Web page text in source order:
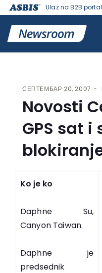
Ulaz na B2B portal
SLUSALICE
СЕПТЕМБАР 20, 2007
Novosti
GPS sat i
Ko je ko
Daphne Su,
Canyon Taiwan.
Daphne je
predsednik